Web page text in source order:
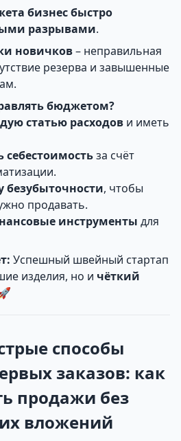
бизнес быстро
разрывами.
новичков– неправильная
резерва и завышенные
бюджетом?
статью расходов и иметь
за счёт
безубыточности, чтобы
продавать.
инструменты для
Успешный швейный стартап
изделия, но и чёткий
способы
заказов: как
продажи без
вложений